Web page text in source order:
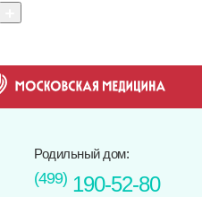
Родильный дом:
(499) 190-52-80